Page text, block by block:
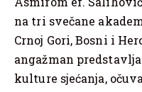
na tri svečane
Crnoj Gori, Bosni i
angažman
kulture sjećanja,